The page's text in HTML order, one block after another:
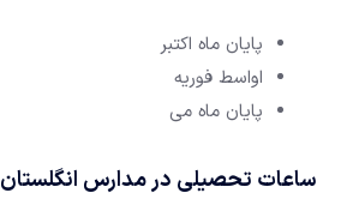
پایان ماه اکتبر
اواسط فوریه
پایان ماه می
ساعات تحصیلی در مدارس انگلستان